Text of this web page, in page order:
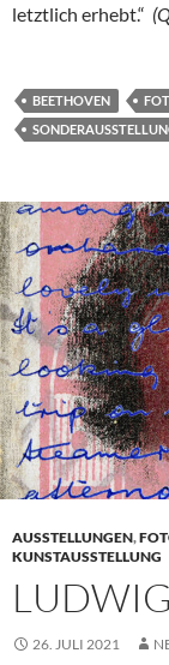
letztlich erhebt.“
BEETHOVEN
AUSSTELLUNGEN,
KUNSTAUSSTELLUNG
26. JULI 2021